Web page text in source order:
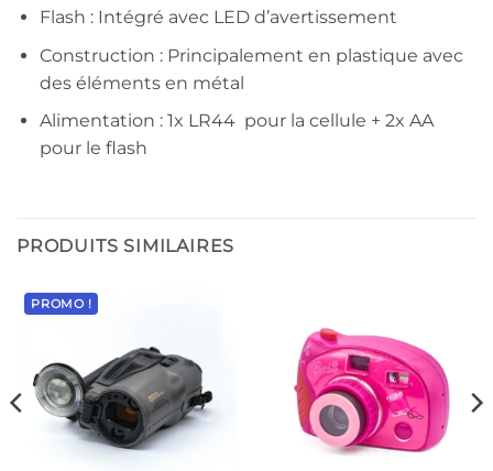
Flash : Intégré avec LED d’avertissement
Construction : Principalement en plastique avec
des éléments en métal
Alimentation : 1x LR44 pour la cellule + 2x AA
pour le flash
PRODUITS SIMILAIRES
PROMO !